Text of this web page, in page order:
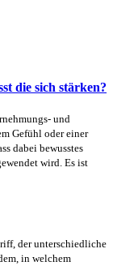
die sich stärken?
und
Gefühl oder einer
dabei bewusstes
wird. Es ist
der unterschiedliche
in welchem